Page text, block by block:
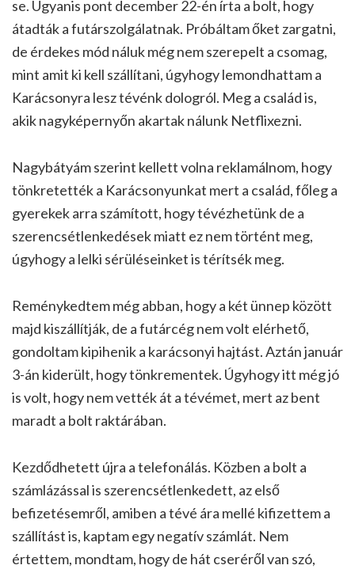
se. Ugyanis pont december 22-én írta a bolt, hogy
átadták a futárszolgálatnak. Próbáltam őket zargatni,
de érdekes mód náluk még nem szerepelt a csomag,
mint amit ki kell szállítani, úgyhogy lemondhattam a
Karácsonyra lesz tévénk dologról. Meg a család is,
akik nagyképernyőn akartak nálunk Netflixezni.
Nagybátyám szerint kellett volna reklamálnom, hogy
tönkretették a Karácsonyunkat mert a család, főleg a
gyerekek arra számított, hogy tévézhetünk de a
szerencsétlenkedések miatt ez nem történt meg,
úgyhogy a lelki sérüléseinket is térítsék meg.
Reménykedtem még abban, hogy a két ünnep között
majd kiszállítják, de a futárcég nem volt elérhető,
gondoltam kipihenik a karácsonyi hajtást. Aztán január
3-án kiderült, hogy tönkrementek. Úgyhogy itt még jó
is volt, hogy nem vették át a tévémet, mert az bent
maradt a bolt raktárában.
Kezdődhetett újra a telefonálás. Közben a bolt a
számlázással is szerencsétlenkedett, az első
befizetésemről, amiben a tévé ára mellé kifizettem a
szállítást is, kaptam egy negatív számlát. Nem
értettem, mondtam, hogy de hát cseréről van szó,